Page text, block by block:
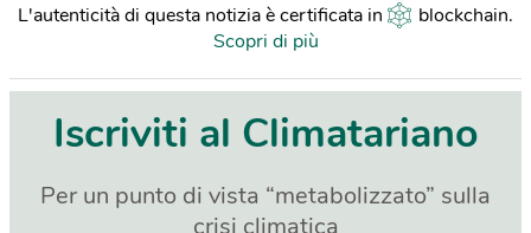
L'autenticità di questa notizia è certificata in blockchain.
Scopri di più
Iscriviti al Climatariano
Per un punto di vista “metabolizzato” sulla
crisi climatica